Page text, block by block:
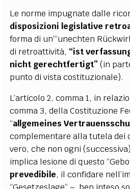
Le norme impugnate dalle
disposizioni legislative
forma di un’“unechten
di retroattività, “ist
nicht gerechtfertigt” (in
punto di vista costituzionale).
L’articolo 2, comma 1, in
comma 3, della Costituzione
“allgemeines
complementare alla tutela dei
vero, che non ogni
implica lesione di questo
prevedibile, il confidare